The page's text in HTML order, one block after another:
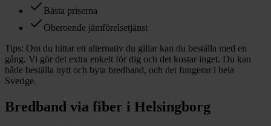
Bästa priserna
Oberoende jämförelsetjänst
Tips: Om du hittar ett alternativ du gillar kan du beställa med en
gång. Vi gör det extra enkelt för dig och det kostar inget. Du kan
både beställa nytt och byta bredband, och det fungerar i hela
Sverige.
Bredband via fiber i Helsingborg